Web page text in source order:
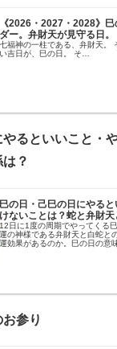
《2026・2027・2028》
ダー。弁財天が見守る日。
七福神の一柱である、弁財天。
い吉日が、巳の日。 そ…
るといいこと・
？
巳の日・己巳の日にやる
けないことは？蛇と弁財
12日に1度の周期でやってくる
運の神様である弁財天と白蛇と
運効果があるのか。巳の日の意
参り